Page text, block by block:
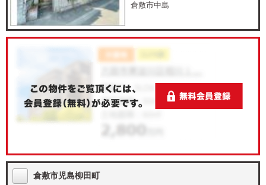
倉敷市中島
倉敷市児島柳田町